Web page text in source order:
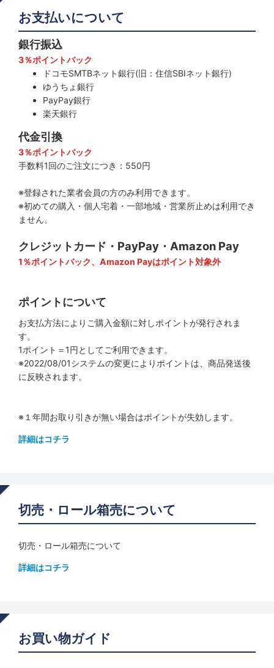
お支払いについて
銀行振込
3％ポイントバック
ドコモSMTBネット銀行(旧：住信SBIネット銀行)
ゆうちょ銀行
PayPay銀行
楽天銀行
代金引換
3％ポイントバック
手数料1回のご注文につき：550円
※登録された業者会員の方のみ利用できます。
※初めての購入・個人宅着・一部地域・営業所止めは利用でき
ません。
クレジットカード・PayPay・Amazon Pay
1％ポイントバック、Amazon Payはポイント対象外
ポイントについて
お支払方法によりご購入金額に対しポイントが発行されま
す。
1ポイント＝1円としてご利用できます。
※2022/08/01システムの変更によりポイントは、商品発送後
に反映されます。
※１年間お取り引きが無い場合はポイントが失効します。
詳細はコチラ
切売・ロール箱売について
切売・ロール箱売について
詳細はコチラ
お買い物ガイド